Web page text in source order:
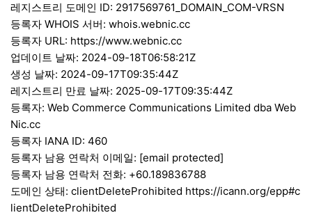
레지스트리 도메인 ID: 2917569761_DOMAIN_COM-VRSN
등록자 WHOIS 서버: whois.webnic.cc
등록자 URL: https://www.webnic.cc
업데이트 날짜: 2024-09-18T06:58:21Z
생성 날짜: 2024-09-17T09:35:44Z
레지스트리 만료 날짜: 2025-09-17T09:35:44Z
등록자: Web Commerce Communications Limited dba Web
Nic.cc
등록자 IANA ID: 460
등록자 남용 연락처 이메일: [email protected]
등록자 남용 연락처 전화: +60.189836788
도메인 상태: clientDeleteProhibited https://icann.org/epp#c
lientDeleteProhibited